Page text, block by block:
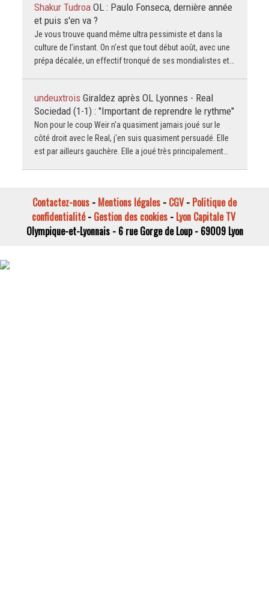
Shakur Tudroa OL : Paulo Fonseca, dernière année
et puis s'en va ?
Je vous trouve quand même ultra pessimiste et dans la
culture de l’instant. On n’est que tout début août, avec une
prépa décalée, un effectif tronqué de ses mondialistes et…
undeuxtrois Giraldez après OL Lyonnes - Real
Sociedad (1-1) : "Important de reprendre le rythme"
Non pour le coup Weir n'a quasiment jamais joué sur le
côté droit avec le Real, j'en suis quasiment persuadé. Elle
est par ailleurs gauchère. Elle a joué très principalement…
Contactez-nous - Mentions légales - CGV- Politique de
confidentialité- Gestion des cookies- Lyon Capitale TV
Olympique-et-Lyonnais - 6 rue Gorge de Loup - 69009 Lyon